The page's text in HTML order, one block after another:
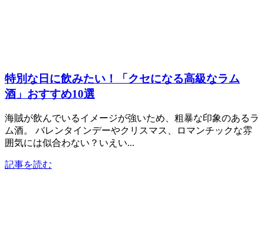
特別な日に飲みたい！「クセになる高級なラム
酒」おすすめ10選
海賊が飲んでいるイメージが強いため、粗暴な印象のあるラ
ム酒。 バレンタインデーやクリスマス、ロマンチックな雰
囲気には似合わない？いえい...
記事を読む